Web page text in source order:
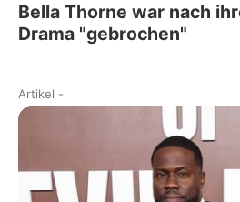
Bella Thorne war nach
Drama "gebrochen"
Artikel -